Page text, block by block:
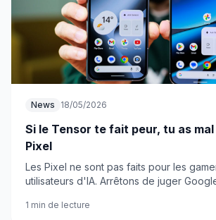
News 18/05/2026
Si le Tensor te fait peur, tu as
Pixel
Les Pixel ne sont pas faits pour les
utilisateurs d'IA. Arrêtons de juger
1 min de lecture